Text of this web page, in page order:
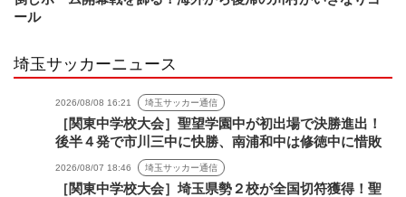
ール
埼玉サッカーニュース
2026/08/08 16:21 埼玉サッカー通信
［関東中学校大会］聖望学園中が初出場で決勝進出！
後半４発で市川三中に快勝、南浦和中は修徳中に惜敗
2026/08/07 18:46 埼玉サッカー通信
［関東中学校大会］埼玉県勢２校が全国切符獲得！聖